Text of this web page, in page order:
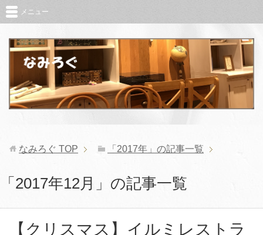
メニュー
なみろぐ TOP 「2017年」の記事一覧
「2017年12月」の記事一覧
【クリスマス】イルミレストラ